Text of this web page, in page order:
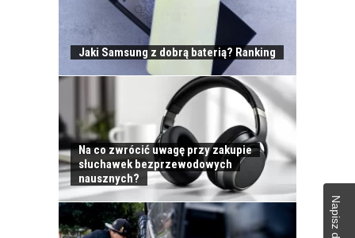
Jaki Samsung z dobrą baterią? Ranking
Na co zwrócić uwagę przy zakupie
słuchawek bezprzewodowych
nausznych?